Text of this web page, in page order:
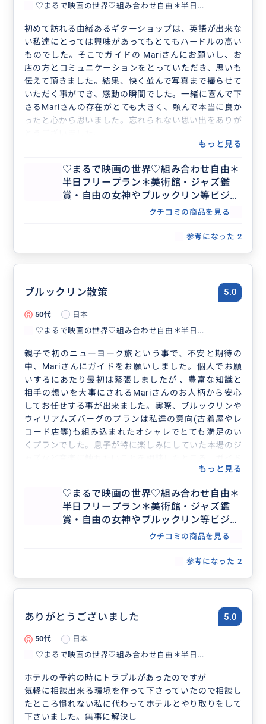
♡まるで映画の世界♡組み合わせ自由＊半日...
初めて訪れる由緒あるギターショップは、英語が出来な
い私達にとっては興味があってもとてもハードルの高い
ものでした。そこでガイドの Mariさんにお願いし、お
店の方とコミュニケーションをとっていただき、思いも
伝えて頂きました。結果、快く並んで写真まで撮らせて
いただく事ができ、感動の瞬間でした。一緒に喜んで下
さるMariさんの存在がとても大きく、頼んで本当に良か
ったと心から思いました。忘れられない思い出をありが
もっと見る
♡まるで映画の世界♡組み合わせ自由＊
半日フリープラン＊美術館・ジャズ鑑
賞・自由の女神やブルックリン等ビジネ
ス渡航にもおすすめ♡人数上限なし
クチコミの商品を見る
参考になった 2
ブルックリン散策 5.0
50代
日本
♡まるで映画の世界♡組み合わせ自由＊半日...
親子で初のニューヨーク旅という事で、不安と期待の
中、Mariさんにガイドをお願いしました。個人でお願
いするにあたり最初は緊張しましたが 、豊富な知識と
相手の想いを大事にされるMariさんのお人柄から安心
してお任せする事が出来ました。実際、ブルックリンや
ウィリアムズバーグのプランは私達の意向(古着屋やレ
コード店等)も組み込まれたオシャレでとても満足のい
くプランでした。息子が特に楽しみにしていた本場のジ
の日程外にも関わらず、オススメのライブハウスからミ
の選択肢から選ぶ事ができ、これ以上ない感動と忘れら
れない思い出が出来ました。 Mariさん、本当にありが
とうございました。またニューヨークに行く機会があれ
ば、是非 Mariさんにお願いしたいです。お会いできる
もっと見る
♡まるで映画の世界♡組み合わせ自由＊
半日フリープラン＊美術館・ジャズ鑑
賞・自由の女神やブルックリン等ビジネ
ス渡航にもおすすめ♡人数上限なし
クチコミの商品を見る
参考になった 2
ありがとうございました 5.0
50代
日本
♡まるで映画の世界♡組み合わせ自由＊半日...
ホテルの予約の時にトラブルがあったのですが
気軽に相談出来る環境を作って下さっていたので相談し
たところ慣れない私に代わってホテルとやり取りをして
下さいました。無事に解決し